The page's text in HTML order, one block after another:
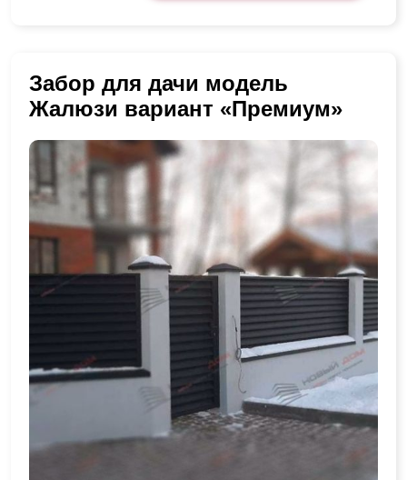
Забор для дачи модель
Жалюзи вариант «Премиум»